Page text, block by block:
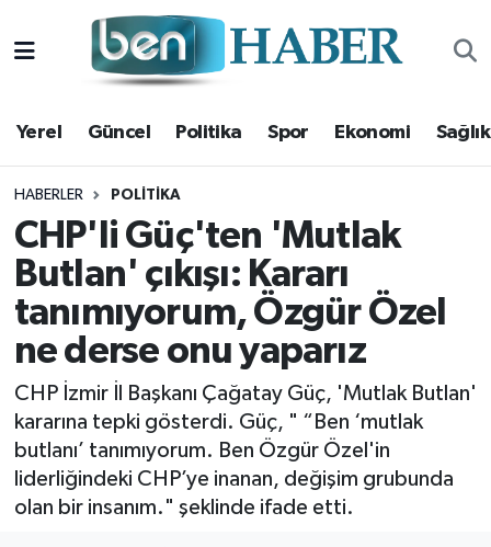
Yerel Güncel Politika Spor Ekonomi Sağlık
HABERLER POLITIKA
CHP'li Güç'ten 'Mutlak
Butlan' çıkışı: Kararı
tanımıyorum, Özgür Özel
ne derse onu yaparız
CHP İzmir İl Başkanı Çağatay Güç, 'Mutlak Butlan'
kararına tepki gösterdi. Güç, " “Ben ‘mutlak
butlanı’ tanımıyorum. Ben Özgür Özel'in
liderliğindeki CHP’ye inanan, değişim grubunda
olan bir insanım." şeklinde ifade etti.
Yerel
Güncel
Politika
Spor
Ekonomi
Sağlık
Magazin
Kültür Sanat
Hava Durumu
Trafik Durumu
Süper Lig Puan Durumu ve Fikstür
Tüm Manşetler
Son Dakika Haberleri
Haber Arşivi